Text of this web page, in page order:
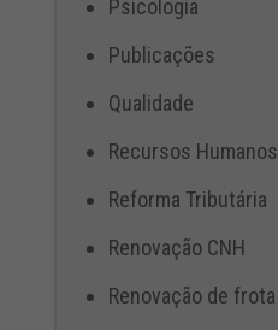
Psicologia
Publicações
Qualidade
Recursos Humanos
Reforma Tributária
Renovação CNH
Renovação de frota